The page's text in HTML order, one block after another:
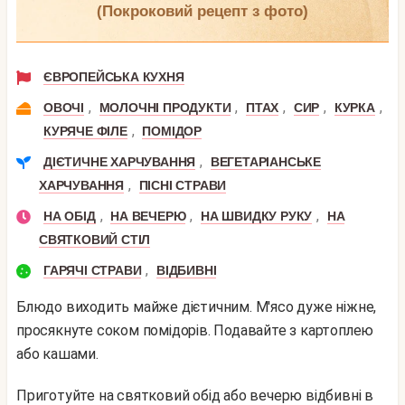
(покроковий рецепт з фото)
ЄВРОПЕЙСЬКА КУХНЯ
ОВОЧІ , МОЛОЧНІ ПРОДУКТИ , ПТАХ , СИР , КУРКА ,
КУРЯЧЕ ФІЛЕ , ПОМІДОР
ДІЄТИЧНЕ ХАРЧУВАННЯ ,
ВЕГЕТАРІАНСЬКЕ
ХАРЧУВАННЯ , ПІСНІ СТРАВИ
НА ОБІД , НА ВЕЧЕРЮ , НА ШВИДКУ РУКУ ,
НА
СВЯТКОВИЙ СТІЛ
ГАРЯЧІ СТРАВИ , ВІДБИВНІ
Блюдо виходить майже дієтичним. М'ясо дуже ніжне,
просякнуте соком помідорів. Подавайте з картоплею
або кашами.
Приготуйте на святковий обід або вечерю відбивні в